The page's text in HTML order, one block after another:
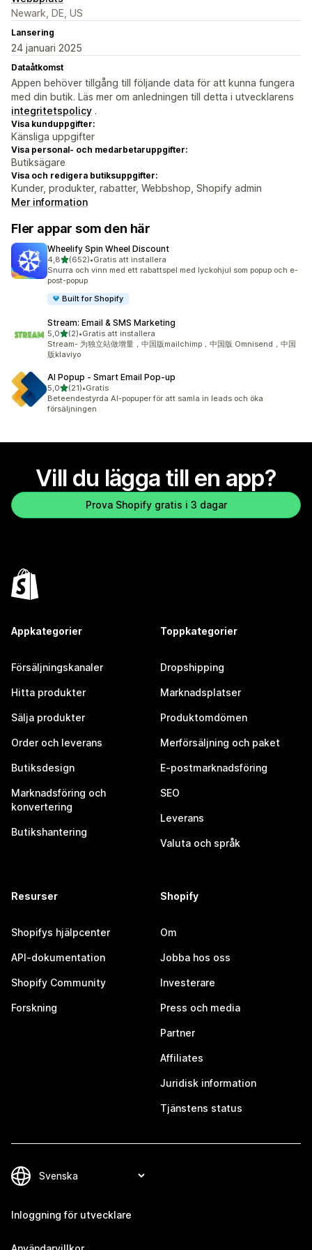
Newark, DE, US
Lansering
24 januari 2025
Dataåtkomst
Appen behöver tillgång till följande data för att kunna fungera
med din butik. Läs mer om anledningen till detta i utvecklarens
integritetspolicy .
Visa kunduppgifter:
Känsliga uppgifter
Visa personal- och medarbetaruppgifter:
Butiksägare
Visa och redigera butiksuppgifter:
Kunder, produkter, rabatter, Webbshop, Shopify admin
Mer information
Fler appar som den här
Wheelify Spin Wheel Discount
4,8av 5 stjärnor
(652)
652 recensioner totalt
•Gratis att installera
Snurra och vinn med ett rabattspel med lyckohjul som popup och e-
post-popup
Built for Shopify
Stream: Email & SMS Marketing
5,0av 5 stjärnor
(2)
2 recensioner totalt
•Gratis att installera
Stream- 为独立站做增量，中国版mailchimp，中国版 Omnisend，中国
版klaviyo
AI Popup ‑ Smart Email Pop‑up
5,0av 5 stjärnor
(21)
21 recensioner totalt
•Gratis
Beteendestyrda AI-popuper för att samla in leads och öka
försäljningen
Vill du lägga till en app?
Prova Shopify gratis i 3 dagar
Appkategorier
Försäljningskanaler
Hitta produkter
Sälja produkter
Order och leverans
Butiksdesign
Marknadsföring och
konvertering
Butikshantering
Toppkategorier
Dropshipping
Marknadsplatser
Produktomdömen
Merförsäljning och paket
E-postmarknadsföring
SEO
Leverans
Valuta och språk
Resurser
Shopifys hjälpcenter
API-dokumentation
Shopify Community
Forskning
Shopify
Om
Jobba hos oss
Investerare
Press och media
Partner
Affiliates
Juridisk information
Tjänstens status
Inloggning för utvecklare